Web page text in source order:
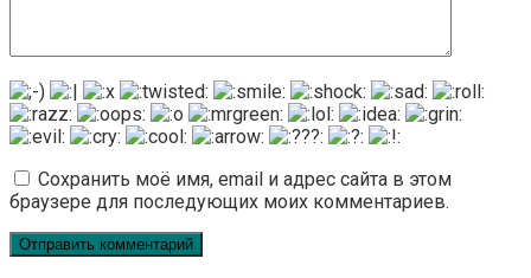
Сохранить моё имя, email и адрес сайта в этом
браузере для последующих моих комментариев.